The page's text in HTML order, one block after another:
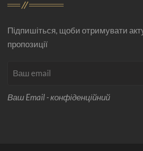
Підпишіться, щоби отримувати
пропозиції
Ваш Email - конфіденційний